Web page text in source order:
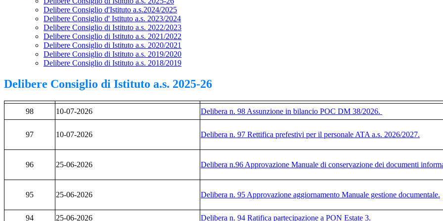
Delibere Consiglio d'Istituto a.s.2024/2025
Delibere Consiglio d' Istituto a.s. 2023/2024
Delibere Consiglio di Istituto a.s. 2022/2023
Delibere Consiglio di Istituto a.s. 2021/2022
Delibere Consiglio di Istituto a.s. 2020/2021
Delibere Consiglio di Istituto a.s. 2019/2020
Delibere Consiglio di Istituto a.s. 2018/2019
Delibere Consiglio di Istituto a.s. 2025-26
98 10-07-2026 Delibera n. 98 Assunzione in bilancio POC DM 38/2026.
97 10-07-2026 Delibera n. 97 Rettifica prefestivi per il personale ATA a.s. 2026/2027.
96 25-06-2026 Delibera n.96 Approvazione Manuale di conservazione dei documenti
95 25-06-2026 Delibera n. 95 Approvazione aggiornamento Manuale gestione documentale.
94 25-06-2026 Delibera n. 94 Ratifica partecipazione a PON Estate 3.